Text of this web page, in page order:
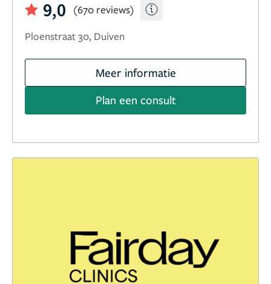
9,0
(670 reviews)
Ploenstraat 30, Duiven
Meer informatie
Plan een consult